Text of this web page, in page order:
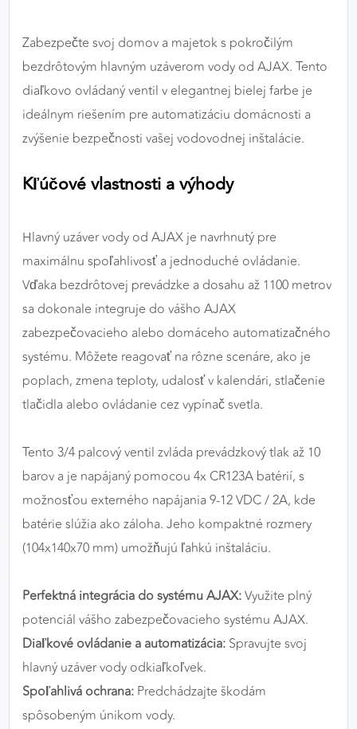
Zabezpečte svoj domov a majetok s pokročilým
bezdrôtovým hlavným uzáverom vody od AJAX. Tento
diaľkovo ovládaný ventil v elegantnej bielej farbe je
ideálnym riešením pre automatizáciu domácnosti a
zvýšenie bezpečnosti vašej vodovodnej inštalácie.
Kľúčové vlastnosti a výhody
Hlavný uzáver vody od AJAX je navrhnutý pre
maximálnu spoľahlivosť a jednoduché ovládanie.
Vďaka bezdrôtovej prevádzke a dosahu až 1100 metrov
sa dokonale integruje do vášho AJAX
zabezpečovacieho alebo domáceho automatizačného
systému. Môžete reagovať na rôzne scenáre, ako je
poplach, zmena teploty, udalosť v kalendári, stlačenie
tlačidla alebo ovládanie cez vypínač svetla.
Tento 3/4 palcový ventil zvláda prevádzkový tlak až 10
barov a je napájaný pomocou 4x CR123A batérií, s
možnosťou externého napájania 9-12 VDC / 2A, kde
batérie slúžia ako záloha. Jeho kompaktné rozmery
(104x140x70 mm) umožňujú ľahkú inštaláciu.
Perfektná integrácia do systému AJAX:Využite plný
potenciál vášho zabezpečovacieho systému AJAX.
Diaľkové ovládanie a automatizácia: Spravujte svoj
hlavný uzáver vody odkiaľkoľvek.
Spoľahlivá ochrana: Predchádzajte škodám
spôsobeným únikom vody.
Google Analytics
Poskytovateľ: Google
MARKETINGOVÉ COOKIES
správania používateľov naprieč webovými
zobrazovať cielenú a relevantnú reklamu, a to na
našom webe aj v reklamných sieťach tretích strán.
Google Ads
Poskytovateľ: